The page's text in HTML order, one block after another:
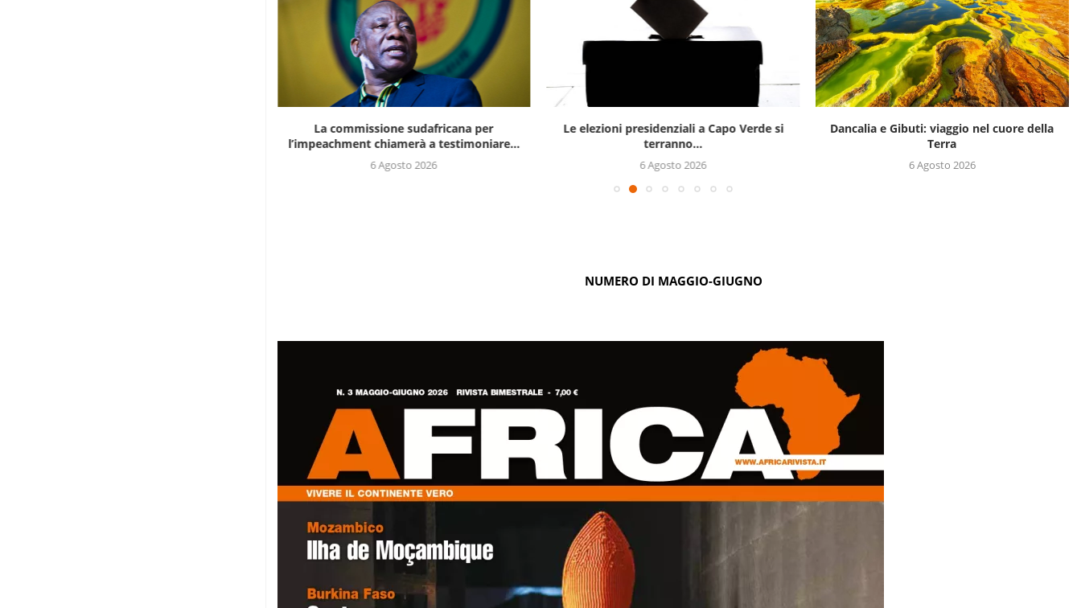
La commissione sudafricana per
l’impeachment chiamerà a testimoniare...
6 Agosto 2026
Le elezioni presidenziali a Capo Verde si
terranno...
6 Agosto 2026
Dancalia e Gibuti: viaggio nel cuore della
Terra
6 Agosto 2026
NUMERO DI MAGGIO-GIUGNO